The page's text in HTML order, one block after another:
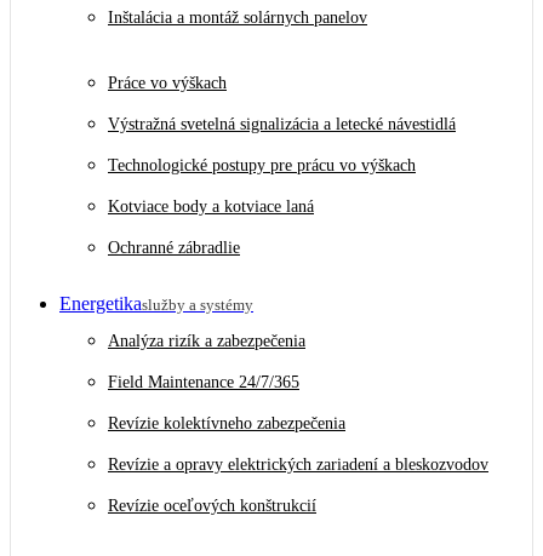
Inštalácia a montáž solárnych panelov
Práce vo výškach
Výstražná svetelná signalizácia a letecké návestidlá
Technologické postupy pre prácu vo výškach
Kotviace body a kotviace laná
Ochranné zábradlie
Energetikaslužby a systémy
Analýza rizík a zabezpečenia
Field Maintenance 24/7/365
Revízie kolektívneho zabezpečenia
Revízie a opravy elektrických zariadení a bleskozvodov
Revízie oceľových konštrukcií